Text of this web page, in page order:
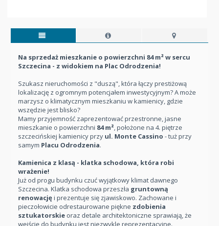
Na sprzedaż mieszkanie o powierzchni 84 m² w sercu
Szczecina - z widokiem na Plac Odrodzenia!
Szukasz nieruchomości z "duszą", która łączy prestiżową
lokalizację z ogromnym potencjałem inwestycyjnym? A może
marzysz o klimatycznym mieszkaniu w kamienicy, gdzie
wszędzie jest blisko?
Mamy przyjemność zaprezentować przestronne, jasne
mieszkanie o powierzchni 84 m², położone na 4. piętrze
szczecińskiej kamienicy przy ul. Monte Cassino - tuż przy
samym Placu Odrodzenia.
Kamienica z klasą - klatka schodowa, która robi
wrażenie!
Już od progu budynku czuć wyjątkowy klimat dawnego
Szczecina. Klatka schodowa przeszła gruntowną
renowację i prezentuje się zjawiskowo. Zachowane i
pieczołowicie odrestaurowane piękne zdobienia
sztukatorskie oraz detale architektoniczne sprawiają, że
wejście do budynku jest niezwykle reprezentacyjne.